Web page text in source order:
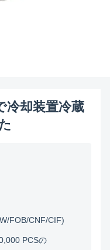
冷却装置冷蔵
FOB/CNF/CIF)
PCSの